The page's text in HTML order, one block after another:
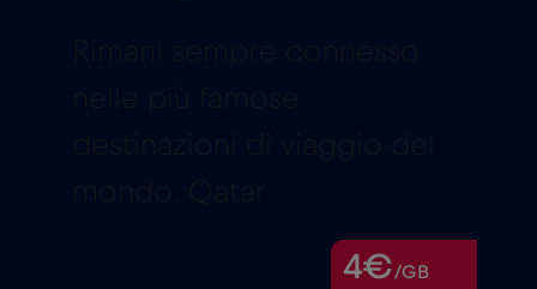
Rimani sempre connesso
nelle più famose
destinazioni di viaggio del
mondo. Qatar
4€/GB